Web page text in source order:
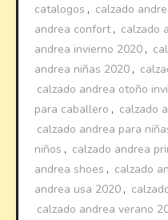
catalogos , calzado
andrea confort, calzado
andrea invierno 2020 ,
andrea niñas 2020 ,
calzado andrea otoño
para caballero , calzado
calzado andrea para
niños , calzado andrea
andrea shoes , calzado
andrea usa 2020 ,
calzado andrea verano